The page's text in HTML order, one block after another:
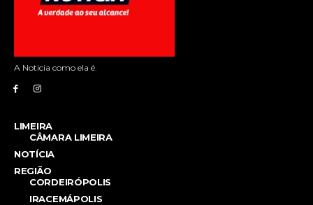
A Noticia como ela é.
LIMEIRA
CÂMARA LIMEIRA
NOTÍCIA
REGIÃO
CORDEIRÓPOLIS
IRACEMÁPOLIS